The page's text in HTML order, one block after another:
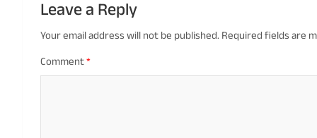
Leave a Reply
Your email address will not be published. Required fields are
Comment*